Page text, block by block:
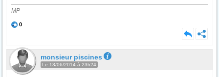
MP
0
monsieur piscines
Le 13/06/2014 à 23h24